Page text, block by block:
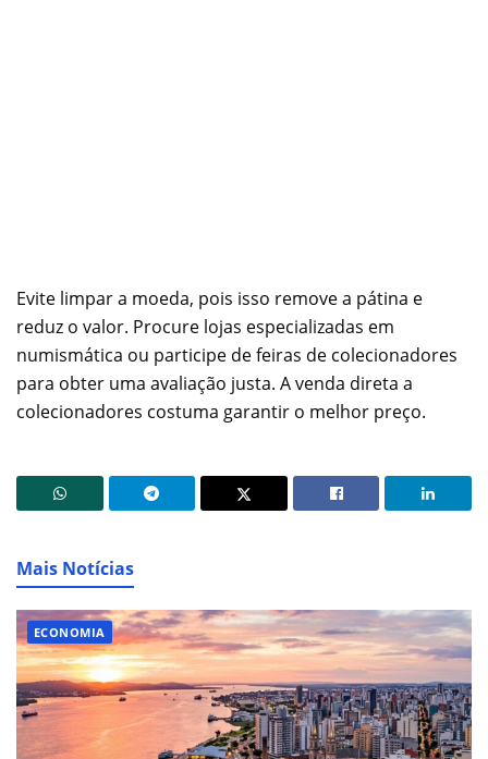
Evite limpar a moeda, pois isso remove a pátina e
reduz o valor. Procure lojas especializadas em
numismática ou participe de feiras de colecionadores
para obter uma avaliação justa. A venda direta a
colecionadores costuma garantir o melhor preço.
Mais Notícias
ECONOMIA